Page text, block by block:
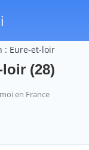
: Eure-et-loir
(28)
en France